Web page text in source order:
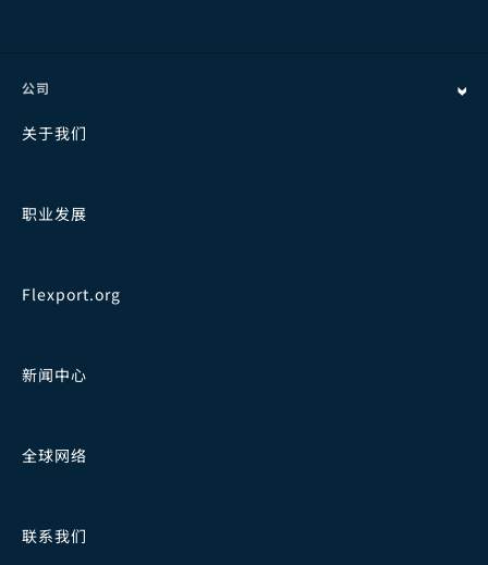
公司
关于我们
职业发展
Flexport.org
新闻中心
全球网络
联系我们